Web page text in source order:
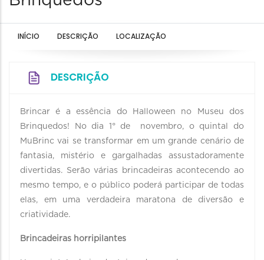
INÍCIO DESCRIÇÃO LOCALIZAÇÃO
DESCRIÇÃO
Brincar é a essência do Halloween no Museu dos
Brinquedos! No dia 1° de novembro, o quintal do
MuBrinc vai se transformar em um grande cenário de
fantasia, mistério e gargalhadas assustadoramente
divertidas. Serão várias brincadeiras acontecendo ao
mesmo tempo, e o público poderá participar de todas
elas, em uma verdadeira maratona de diversão e
criatividade.
Brincadeiras horripilantes